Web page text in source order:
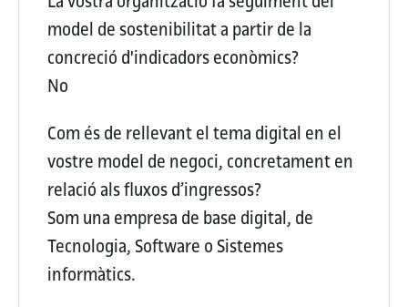
model de sostenibilitat a partir de la
concreció d'indicadors econòmics?
No
Com és de rellevant el tema digital en el
vostre model de negoci, concretament en
relació als fluxos d’ingressos?
Som una empresa de base digital, de
Tecnologia, Software o Sistemes
informàtics.